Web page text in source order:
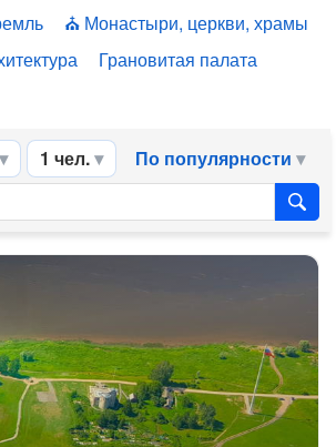
Монастыри, церкви, храмы
Грановитая палата
1 чел. По популярности